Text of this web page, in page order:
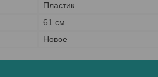
Пластик
61 см
Новое